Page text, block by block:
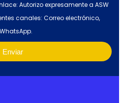
Autorizo expresamente a ASW
canales: Correo electrónico,
Enviar